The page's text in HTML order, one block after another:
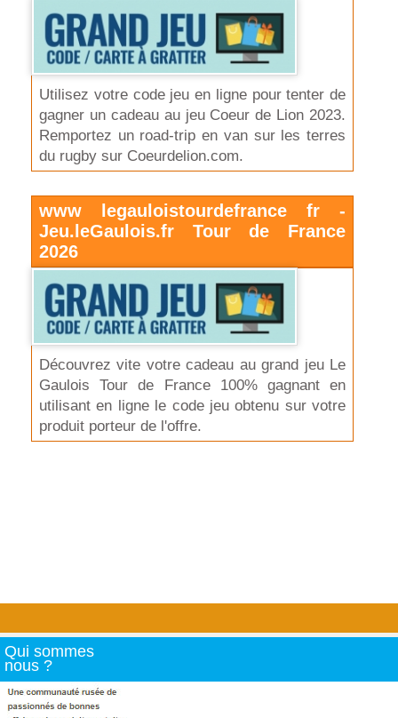
Utilisez votre code jeu en ligne pour tenter de
gagner un cadeau au jeu Coeur de Lion 2023.
Remportez un road-trip en van sur les terres
du rugby sur Coeurdelion.com.
www legauloistourdefrance fr -
Jeu.leGaulois.fr Tour de France
2026
Découvrez vite votre cadeau au grand jeu Le
Gaulois Tour de France 100% gagnant en
utilisant en ligne le code jeu obtenu sur votre
produit porteur de l'offre.
Qui sommes
nous ?